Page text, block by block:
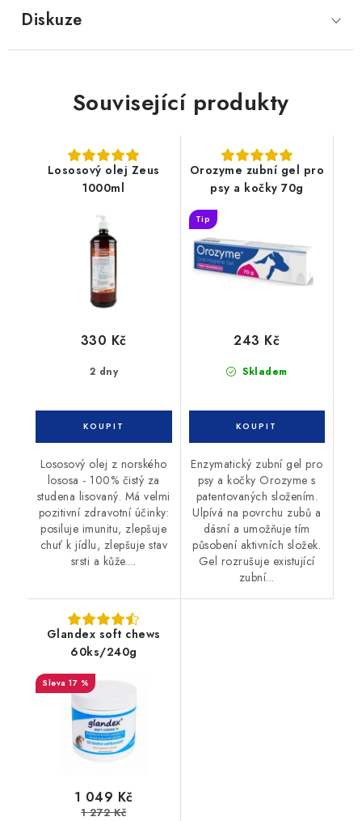
Diskuze
Související produkty
Lososový olej Zeus
1000ml
2 dny
330 Kč
Lososový olej z norského
lososa - 100% čistý za
studena lisovaný. Má velmi
pozitivní zdravotní účinky:
posiluje imunitu, zlepšuje
chuť k jídlu, zlepšuje stav
srsti a kůže....
Orozyme zubní gel pro
psy a kočky 70g
Tip
Skladem
243 Kč
Enzymatický zubní gel pro
psy a kočky Orozyme s
patentovaných složením.
Ulpívá na povrchu zubů a
dásní a umožňuje tím
působení aktivních složek.
Gel rozrušuje existující
zubní...
Glandex soft chews
60ks/240g
17 %
1 049 Kč
1 272 Kč